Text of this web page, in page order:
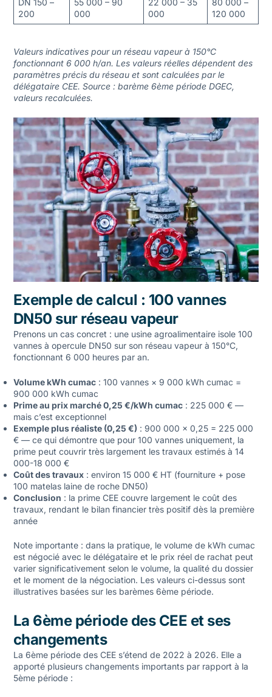
DN 150 –
200
55 000 – 90
000
22 000 – 35
000
80 000 –
120 000
Valeurs indicatives pour un réseau vapeur à 150°C
fonctionnant 6 000 h/an. Les valeurs réelles dépendent des
paramètres précis du réseau et sont calculées par le
délégataire CEE. Source : barème 6ème période DGEC,
valeurs recalculées.
Exemple de calcul : 100 vannes
DN50 sur réseau vapeur
Prenons un cas concret : une usine agroalimentaire isole 100
vannes à opercule DN50 sur son réseau vapeur à 150°C,
fonctionnant 6 000 heures par an.
Volume kWh cumac: 100 vannes × 9 000 kWh cumac =
900 000 kWh cumac
Prime au prix marché 0,25 €/kWh cumac: 225 000 € —
mais c’est exceptionnel
Exemple plus réaliste (0,25 €) : 900 000 × 0,25 = 225 000
€ — ce qui démontre que pour 100 vannes uniquement, la
prime peut couvrir très largement les travaux estimés à 14
000-18 000 €
Coût des travaux: environ 15 000 € HT (fourniture + pose
100 matelas laine de roche DN50)
Conclusion : la prime CEE couvre largement le coût des
travaux, rendant le bilan financier très positif dès la première
année
Note importante : dans la pratique, le volume de kWh cumac
est négocié avec le délégataire et le prix réel de rachat peut
varier significativement selon le volume, la qualité du dossier
et le moment de la négociation. Les valeurs ci-dessus sont
illustratives basées sur les barèmes 6ème période.
La 6ème période des CEE et ses
changements
La 6ème période des CEE s’étend de 2022 à 2026. Elle a
apporté plusieurs changements importants par rapport à la
5ème période :